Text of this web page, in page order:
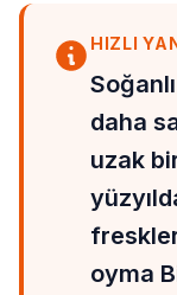
HIZLI
daha
uzak
oyma